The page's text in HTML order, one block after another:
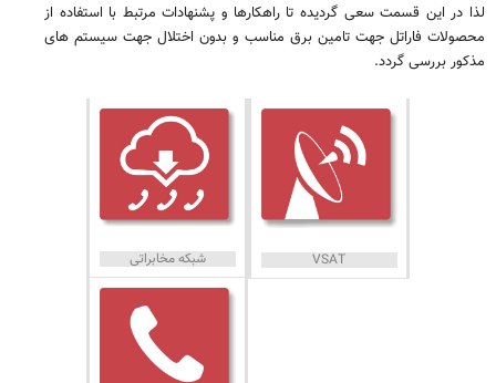
لذا در این قسمت سعی گردیده تا راهکارها و پشنهادات مرتبط با استفاده از
محصولات فاراتل جهت تامین برق مناسب و بدون اختلال جهت سیستم های
مذکور بررسی گردد.
شبکه مخابراتی VSAT